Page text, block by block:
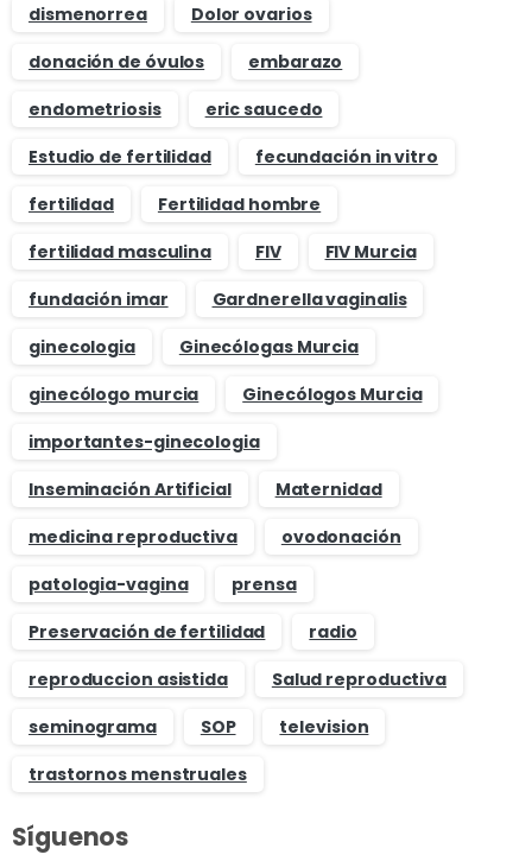
dismenorrea
Dolor ovarios
donación de óvulos
embarazo
endometriosis
eric saucedo
Estudio de fertilidad
fecundación in vitro
fertilidad
Fertilidad hombre
fertilidad masculina
FIV
FIV Murcia
fundación imar
Gardnerella vaginalis
ginecologia
Ginecólogas Murcia
ginecólogo murcia
Ginecólogos Murcia
importantes-ginecologia
Inseminación Artificial
Maternidad
medicina reproductiva
ovodonación
patologia-vagina
prensa
Preservación de fertilidad
radio
reproduccion asistida
Salud reproductiva
seminograma
SOP
television
trastornos menstruales
Síguenos